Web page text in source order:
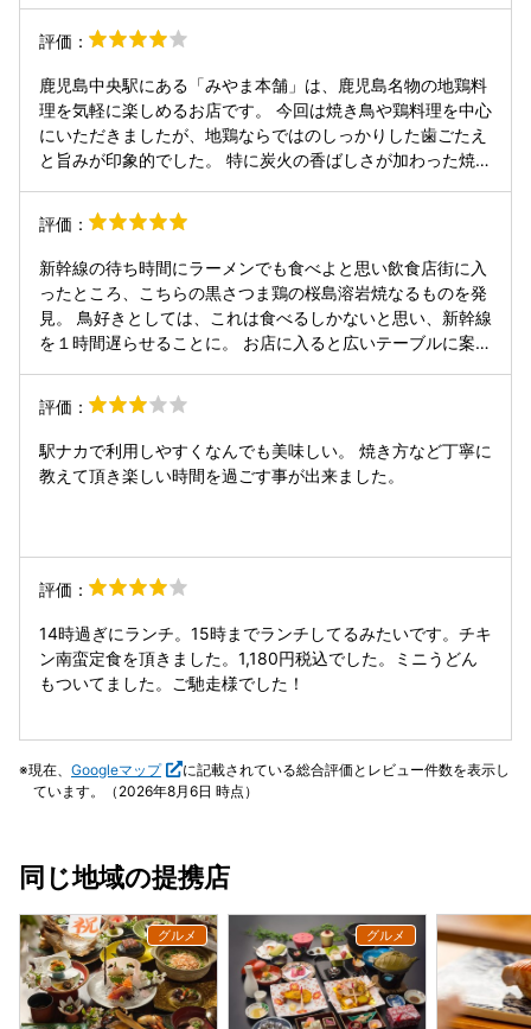
す。 今回はみやま厳選鶏 溶岩焼き5種盛りと、鶏のたたき2
色盛り、焼酎の黒白波のお湯割りをいただきました。 溶岩焼
き5種盛りは、桜島の溶岩で作られた特製のプレートを使っ
て自分で地鶏を焼く形式でした。どの部位も弾力とコリコリ
感があって噛み応え十分。噛んでいるうちに旨味がでてきま
す。 鶏のたたき2色盛りは、正直2種の違いはよく分からな
かったですが、どちらもとても美味しいかったです。私は、
それと、芋焼酎にもよく合いますね。 関東住まいなので、な
立ち寄りたいお店です。
評価：
鹿児島中央駅にある「みやま本舗」は、鹿児島名物の地鶏料
理を気軽に楽しめるお店です。 今回は焼き鳥や鶏料理を中心
にいただきましたが、地鶏ならではのしっかりした歯ごたえ
と旨みが印象的でした。 特に炭火の香ばしさが加わった焼き
直結という立地の良さもあり、観光や出張の合間に立ち寄り
やすいのが魅力。 店内は落ち着いた雰囲気で、観光客から地
元の方まで幅広く利用されている印象でした。 鹿児島の鶏料
理を手軽に味わいたい方には便利で安心感のある一軒です。
評価：
新幹線の待ち時間にラーメンでも食べよと思い飲食店街に入
ったところ、こちらの黒さつま鶏の桜島溶岩焼なるものを発
見。 鳥好きとしては、これは食べるしかないと思い、新幹線
を１時間遅らせることに。 お店に入ると広いテーブルに案内
茶人気なんちゃうん！？と思い、溶岩焼きと鳥刺しのタタキ
2種盛りを注文。 溶岩焼きは見た目の通り、溶岩で使ったの
か不明ですが石のプレートの上で焼く感じなので、肉が焦げ
ないので、焼きすぎることもなく常に美味しくいただけまし
た。 追加でキャベツをお願いしましたが、キャベツも少し焼
うです。 ご馳走さまでした。
評価：
駅ナカで利用しやすくなんでも美味しい。 焼き方など丁寧に
教えて頂き楽しい時間を過ごす事が出来ました。
評価：
14時過ぎにランチ。15時までランチしてるみたいです。チキ
ン南蛮定食を頂きました。1,180円税込でした。ミニうどん
もついてました。ご馳走様でした！
現在、 Googleマップ
に記載されている総合評価とレビュー件数を表示し
ています。（2026年8月6日 時点）
同じ地域の提携店